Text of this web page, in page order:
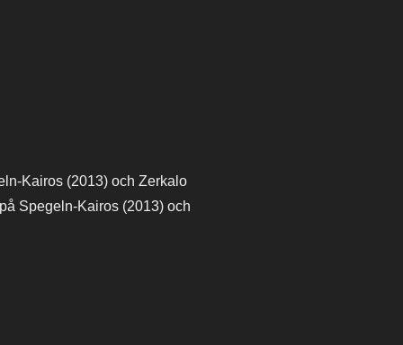
Kairos (2013) och Zerkalo
Spegeln-Kairos (2013) och